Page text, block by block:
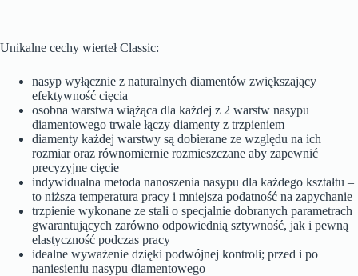
Unikalne cechy wierteł Classic:
nasyp wyłącznie z naturalnych diamentów zwiększający
efektywność cięcia
osobna warstwa wiążąca dla każdej z 2 warstw nasypu
diamentowego trwale łączy diamenty z trzpieniem
diamenty każdej warstwy są dobierane ze względu na ich
rozmiar oraz równomiernie rozmieszczane aby zapewnić
precyzyjne cięcie
indywidualna metoda nanoszenia nasypu dla każdego kształtu –
to niższa temperatura pracy i mniejsza podatność na zapychanie
trzpienie wykonane ze stali o specjalnie dobranych parametrach
gwarantujących zarówno odpowiednią sztywność, jak i pewną
elastyczność podczas pracy
idealne wyważenie dzięki podwójnej kontroli; przed i po
naniesieniu nasypu diamentowego